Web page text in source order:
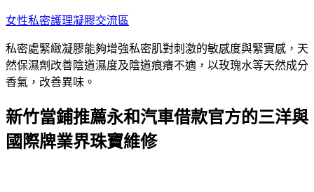
跳
主
要
內
女性私密護理凝膠交流區
私密處緊緻凝膠能夠增強私密肌對刺激的敏感度與緊實感，天
然保濕劑改善陰道濕度及陰道痕癢不適，以玫瑰水等天然成分
香氣，改善異味。
新竹當鋪推薦永和汽車借款官方的三洋與
國際牌業界珠寶維修